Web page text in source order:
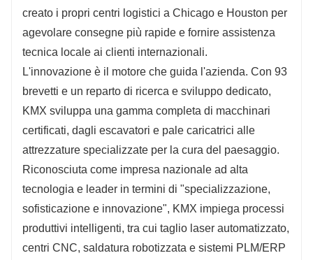
creato i propri centri logistici a Chicago e Houston per
agevolare consegne più rapide e fornire assistenza
tecnica locale ai clienti internazionali.
L'innovazione è il motore che guida l'azienda. Con 93
brevetti e un reparto di ricerca e sviluppo dedicato,
KMX sviluppa una gamma completa di macchinari
certificati, dagli escavatori e pale caricatrici alle
attrezzature specializzate per la cura del paesaggio.
Riconosciuta come impresa nazionale ad alta
tecnologia e leader in termini di "specializzazione,
sofisticazione e innovazione", KMX impiega processi
produttivi intelligenti, tra cui taglio laser automatizzato,
centri CNC, saldatura robotizzata e sistemi PLM/ERP